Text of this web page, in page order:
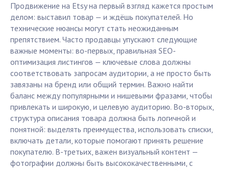
Продвижение на Etsy на первый взгляд кажется простым
делом: выставил товар — и ждёшь покупателей. Но
технические нюансы могут стать неожиданным
препятствием. Часто продавцы упускают следующие
важные моменты: во-первых, правильная SEO-
оптимизация листингов — ключевые слова должны
соответствовать запросам аудитории, а не просто быть
завязаны на бренд или общий термин. Важно найти
баланс между популярными и нишевыми фразами, чтобы
привлекать и широкую, и целевую аудиторию. Во-вторых,
структура описания товара должна быть логичной и
понятной: выделять преимущества, использовать списки,
включать детали, которые помогают принять решение
покупателю. В-третьих, важен визуальный контент —
фотографии должны быть высококачественными, с